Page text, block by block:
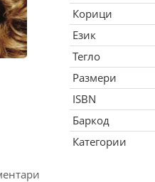
Корици
Език
Тегло
Размери
ISBN
Баркод
Категории